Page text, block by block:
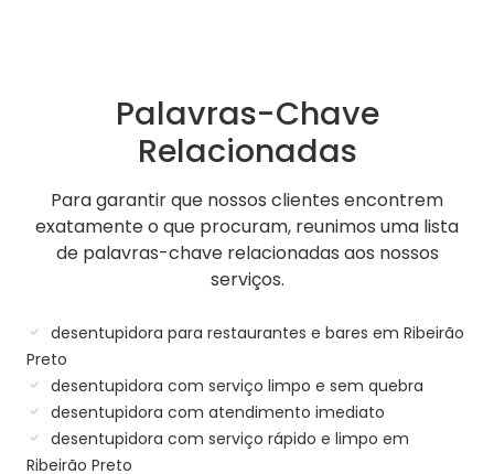
Palavras-Chave
Relacionadas
Para garantir que nossos clientes encontrem
exatamente o que procuram, reunimos uma lista
de palavras-chave relacionadas aos nossos
serviços.
desentupidora para restaurantes e bares em Ribeirão
Preto
desentupidora com serviço limpo e sem quebra
desentupidora com atendimento imediato
desentupidora com serviço rápido e limpo em
Ribeirão Preto